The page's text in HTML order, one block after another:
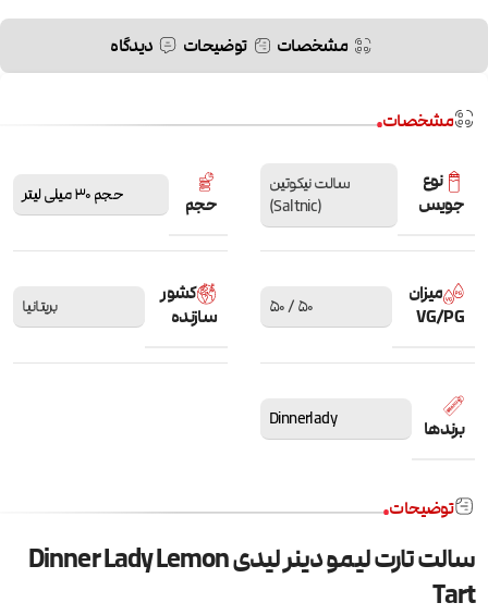
مشخصات توضیحات دیدگاه
مشخصات
نوع
جویس
سالت نیکوتین
(Saltnic)
حجم حجم 30 میلی لیتر
میزان
VG/PG
50 / 50
کشور
سازنده
بریتانیا
برندها Dinnerlady
توضیحات
سالت تارت لیمو دینر لیدی Dinner Lady Lemon
Tart